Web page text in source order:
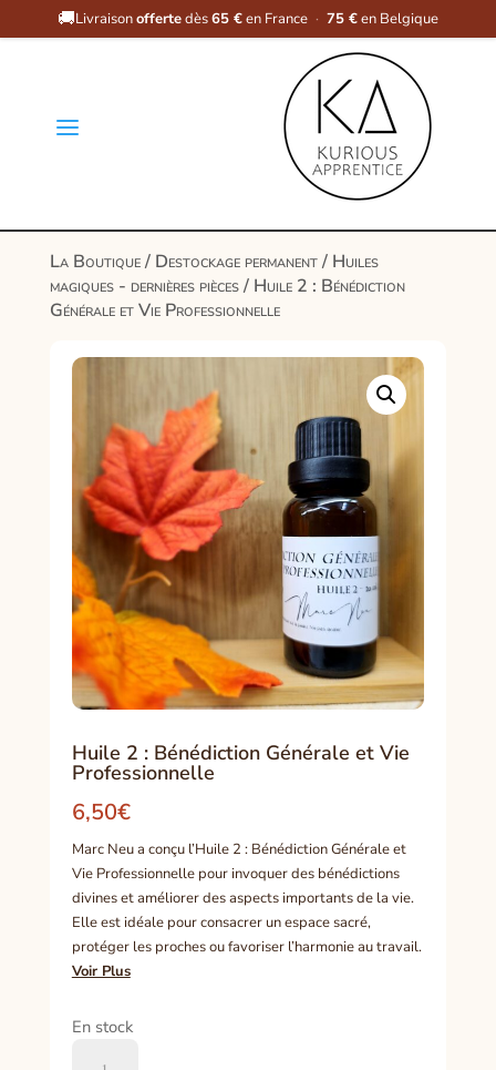
🚚Livraisonoffertedès65 €en France · 75 €en Belgique
a
La Boutique/ Destockage permanent/ Huiles
magiques - dernières pièces/ Huile 2 : Bénédiction
Générale et Vie Professionnelle
Huile 2 : Bénédiction Générale et Vie
Professionnelle
6,50€
Marc Neu a conçu l’Huile 2 : Bénédiction Générale et
Vie Professionnelle pour invoquer des bénédictions
divines et améliorer des aspects importants de la vie.
Elle est idéale pour consacrer un espace sacré,
protéger les proches ou favoriser l’harmonie au travail.
Voir Plus
En stock